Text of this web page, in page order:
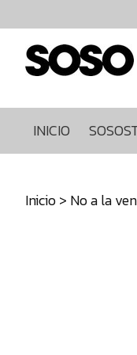
INICIO
Inicio
Sosostores
Contacto
Ultimas
640271930
Inicio> No a la